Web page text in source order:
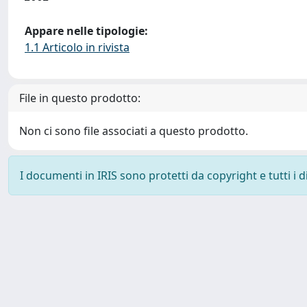
Appare nelle tipologie:
1.1 Articolo in rivista
File in questo prodotto:
Non ci sono file associati a questo prodotto.
I documenti in IRIS sono protetti da copyright e tutti i